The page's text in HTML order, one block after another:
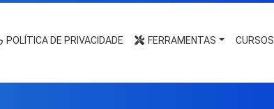
POLÍTICA DE PRIVACIDADE FERRAMENTAS CURSOS